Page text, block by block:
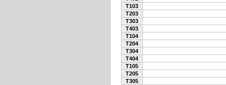
T103
T203
T303
T403
T104
T204
T304
T404
T105
T205
T305